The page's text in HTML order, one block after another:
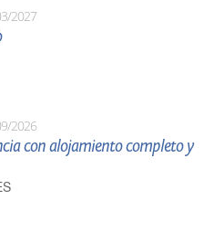
2027
2026
con alojamiento completo y